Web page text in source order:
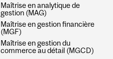
Maîtrise en analytique de
gestion (MAG)
Maîtrise en gestion financière
(MGF)
Maîtrise en gestion du
commerce au détail (MGCD)